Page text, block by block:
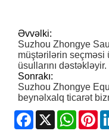
Əvvəlki:
Suzhou Zhongye
müştərilərin seçməsi
üsullarını dəstəkləyir.
Sonrakı:
Suzhou Zhongye
beynəlxalq ticarət
Facebook
X